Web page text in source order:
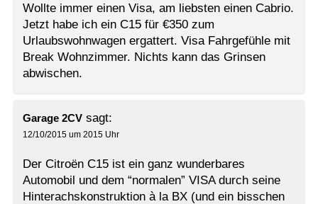
Wollte immer einen Visa, am liebsten einen Cabrio.
Jetzt habe ich ein C15 für €350 zum
Urlaubswohnwagen ergattert. Visa Fahrgefühle mit
Break Wohnzimmer. Nichts kann das Grinsen
abwischen.
Garage 2CV sagt:
12/10/2015 um 2015 Uhr
Der Citroën C15 ist ein ganz wunderbares
Automobil und dem “normalen” VISA durch seine
Hinterachskonstruktion à la BX (und ein bisschen